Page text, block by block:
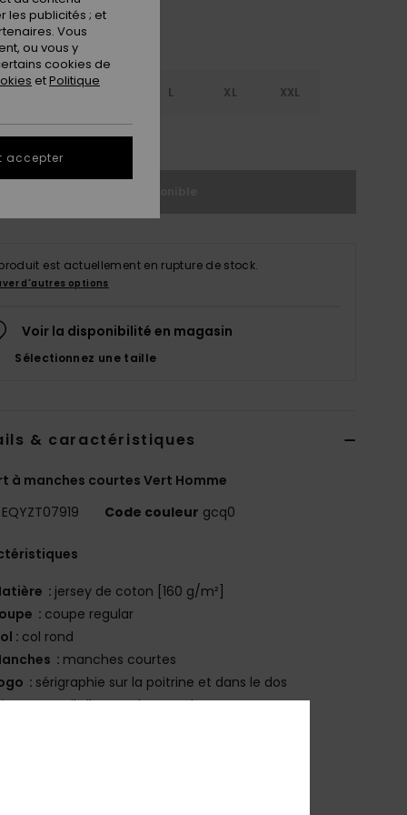
L XL XXL
le Guide des tailles
est actuellement en rupture de stock.
d'autres options
Voir la disponibilité en magasin
Sélectionnez une taille
& caractéristiques
à manches courtes Vert Homme
EQYZT07919 Code couleur gcq0
: jersey de coton [160 g/m²]
: coupe regular
: col rond
: manches courtes
: sérigraphie sur la poitrine et dans le dos
Quiksilver sur la manche
les publicités ; et
Vous
ou vous y
cookies de
etPolitique
accepter